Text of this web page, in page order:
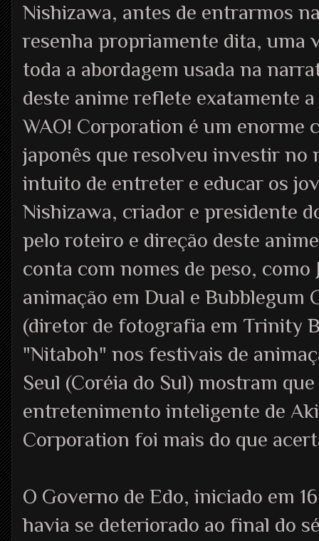
Nishizawa, antes de entrarmos
resenha propriamente dita, uma
toda a abordagem usada na
deste anime reflete exatamente
WAO! Corporation é um enorme
japonês que resolveu investir no
intuito de entreter e educar os
Nishizawa, criador e presidente
pelo roteiro e direção deste
conta com nomes de peso, como
animação em Dual e Bubblegum
(diretor de fotografia em Trinity
"Nitaboh" nos festivais de
Seul (Coréia do Sul) mostram
entretenimento inteligente de
Corporation foi mais do que
O Governo de Edo, iniciado em
havia se deteriorado ao final do